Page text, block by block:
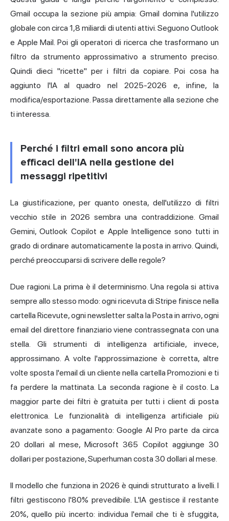
Gmail occupa la sezione più ampia: Gmail domina l'utilizzo
globale con circa 1,8 miliardi di utenti attivi. Seguono Outlook
e Apple Mail. Poi gli operatori di ricerca che trasformano un
filtro da strumento approssimativo a strumento preciso.
Quindi dieci "ricette" per i filtri da copiare. Poi cosa ha
aggiunto l'IA al quadro nel 2025-2026 e, infine, la
modifica/esportazione. Passa direttamente alla sezione che
ti interessa.
Perché i filtri email sono ancora più
efficaci dell'IA nella gestione dei
messaggi ripetitivi
La giustificazione, per quanto onesta, dell'utilizzo di filtri
vecchio stile in 2026 sembra una contraddizione. Gmail
Gemini, Outlook Copilot e Apple Intelligence sono tutti in
grado di ordinare automaticamente la posta in arrivo. Quindi,
perché preoccuparsi di scrivere delle regole?
Due ragioni. La prima è il determinismo. Una regola si attiva
sempre allo stesso modo: ogni ricevuta di Stripe finisce nella
cartella Ricevute, ogni newsletter salta la Posta in arrivo, ogni
email del direttore finanziario viene contrassegnata con una
stella. Gli strumenti di intelligenza artificiale, invece,
approssimano. A volte l'approssimazione è corretta, altre
volte sposta l'email di un cliente nella cartella Promozioni e ti
fa perdere la mattinata. La seconda ragione è il costo. La
maggior parte dei filtri è gratuita per tutti i client di posta
elettronica. Le funzionalità di intelligenza artificiale più
avanzate sono a pagamento: Google AI Pro parte da circa
20 dollari al mese, Microsoft 365 Copilot aggiunge 30
dollari per postazione, Superhuman costa 30 dollari al mese.
Il modello che funziona in 2026 è quindi strutturato a livelli. I
filtri gestiscono l'80% prevedibile. L'IA gestisce il restante
20%, quello più incerto: individua l'email che ti è sfuggita,